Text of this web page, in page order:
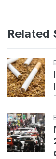
Related